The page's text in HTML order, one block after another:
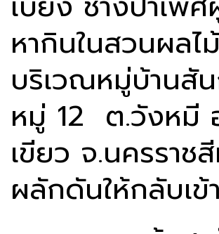
หากินในสวนผลไ
บริเวณหมู่บ้านสั
หมู่ 12 ต.วังหมี
เขียว จ.นครรา
ผลักดันให้กลับเข้